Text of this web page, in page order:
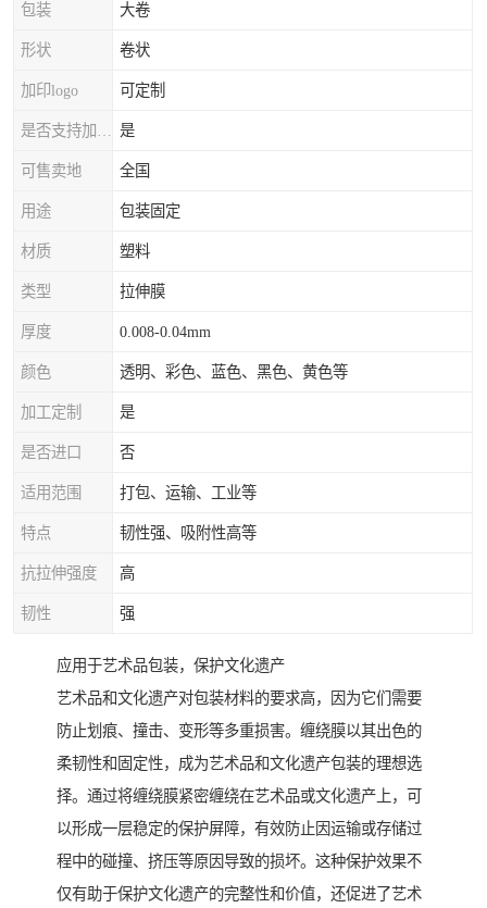
包装 大卷
形状 卷状
加印logo 可定制
是
可售卖地 全国
用途 包装固定
材质 塑料
类型 拉伸膜
厚度 0.008-0.04mm
颜色 透明、彩色、蓝色、黑色、黄色等
加工定制 是
是否进口 否
适用范围 打包、运输、工业等
特点 韧性强、吸附性高等
抗拉伸强度 高
韧性 强
应用于艺术品包装，保护文化遗产
艺术品和文化遗产对包装材料的要求高，因为它们需要
防止划痕、撞击、变形等多重损害。缠绕膜以其出色的
柔韧性和固定性，成为艺术品和文化遗产包装的理想选
择。通过将缠绕膜紧密缠绕在艺术品或文化遗产上，可
以形成一层稳定的保护屏障，有效防止因运输或存储过
程中的碰撞、挤压等原因导致的损坏。这种保护效果不
仅有助于保护文化遗产的完整性和价值，还促进了艺术